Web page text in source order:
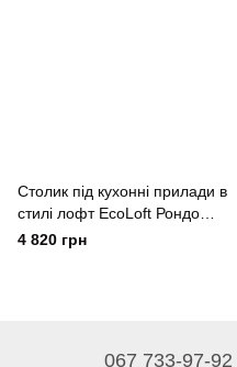
Столик під кухонні прилади в
стилі лофт EcoLoft Рондо
DSP-1228
4 820 грн
067 733-97-92